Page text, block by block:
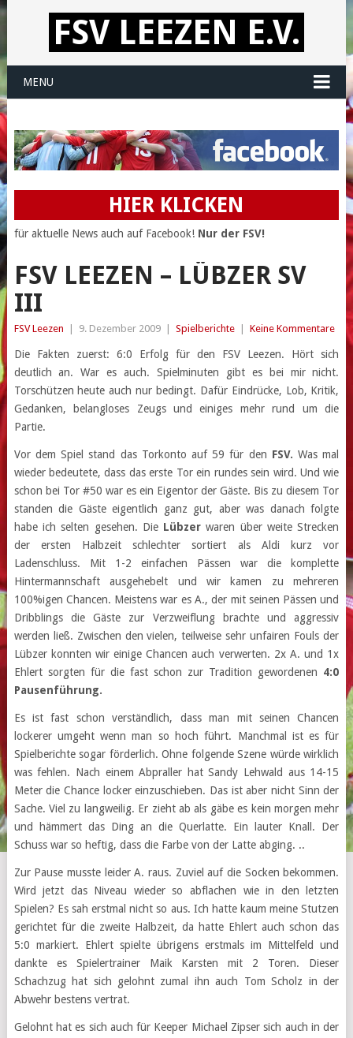
FSV LEEZEN E.V.
MENU
HIER KLICKEN
für aktuelle News auch auf Facebook! Nur der FSV!
FSV LEEZEN – LÜBZER SV
III
FSV Leezen 9. Dezember 2009 Spielberichte Keine Kommentare
Die Fakten zuerst: 6:0 Erfolg für den FSV Leezen. Hört sich
deutlich an. War es auch. Spielminuten gibt es bei mir nicht.
Torschützen heute auch nur bedingt. Dafür Eindrücke, Lob, Kritik,
Gedanken, belangloses Zeugs und einiges mehr rund um die
Partie.
Vor dem Spiel stand das Torkonto auf 59 für den FSV. Was mal
wieder bedeutete, dass das erste Tor ein rundes sein wird. Und wie
schon bei Tor #50 war es ein Eigentor der Gäste. Bis zu diesem Tor
standen die Gäste eigentlich ganz gut, aber was danach folgte
habe ich selten gesehen. Die Lübzer waren über weite Strecken
der ersten Halbzeit schlechter sortiert als Aldi kurz vor
Ladenschluss. Mit 1-2 einfachen Pässen war die komplette
Hintermannschaft ausgehebelt und wir kamen zu mehreren
100%igen Chancen. Meistens war es A., der mit seinen Pässen und
Dribblings die Gäste zur Verzweiflung brachte und aggressiv
werden ließ. Zwischen den vielen, teilweise sehr unfairen Fouls der
Lübzer konnten wir einige Chancen auch verwerten. 2x A. und 1x
Ehlert sorgten für die fast schon zur Tradition gewordenen 4:0
Pausenführung.
Es ist fast schon verständlich, dass man mit seinen Chancen
lockerer umgeht wenn man so hoch führt. Manchmal ist es für
Spielberichte sogar förderlich. Ohne folgende Szene würde wirklich
was fehlen. Nach einem Abpraller hat Sandy Lehwald aus 14-15
Meter die Chance locker einzuschieben. Das ist aber nicht Sinn der
Sache. Viel zu langweilig. Er zieht ab als gäbe es kein morgen mehr
und hämmert das Ding an die Querlatte. Ein lauter Knall. Der
Schuss war so heftig, dass die Farbe von der Latte abging. ..
Zur Pause musste leider A. raus. Zuviel auf die Socken bekommen.
Wird jetzt das Niveau wieder so abflachen wie in den letzten
Spielen? Es sah erstmal nicht so aus. Ich hatte kaum meine Stutzen
gerichtet für die zweite Halbzeit, da hatte Ehlert auch schon das
5:0 markiert. Ehlert spielte übrigens erstmals im Mittelfeld und
dankte es Spielertrainer Maik Karsten mit 2 Toren. Dieser
Schachzug hat sich gelohnt zumal ihn auch Tom Scholz in der
Abwehr bestens vertrat.
Gelohnt hat es sich auch für Keeper Michael Zipser sich auch in der